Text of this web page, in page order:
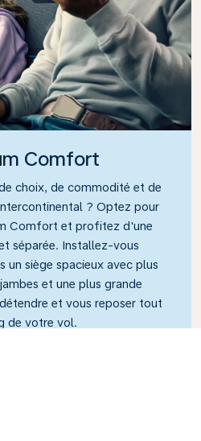
Comfort
choix, de commodité et de
? Optez pour
Comfort et profitez d'une
séparée. Installez-vous
siège spacieux avec plus
et une plus grande
et vous reposer tout
de votre vol.